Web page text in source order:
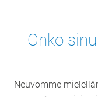
Onko
Neuvomme